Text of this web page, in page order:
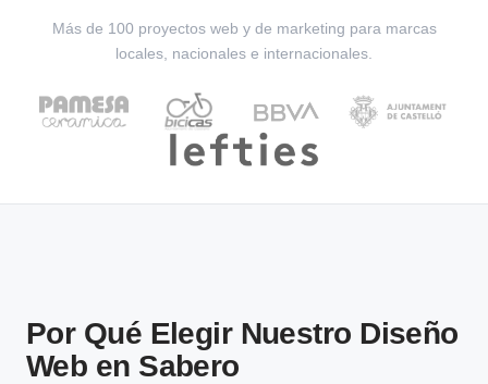
Más de 100 proyectos web y de marketing para marcas
locales, nacionales e internacionales.
Por Qué Elegir Nuestro Diseño
Web en Sabero